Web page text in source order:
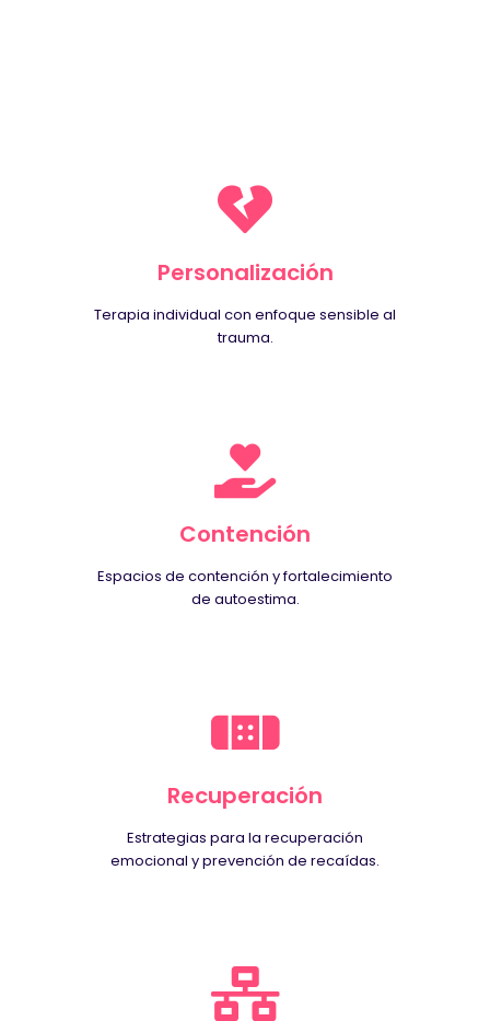
Personalización
Terapia individual con enfoque sensible al
trauma.
Contención
Espacios de contención y fortalecimiento
de autoestima.
Recuperación
Estrategias para la recuperación
emocional y prevención de recaídas.